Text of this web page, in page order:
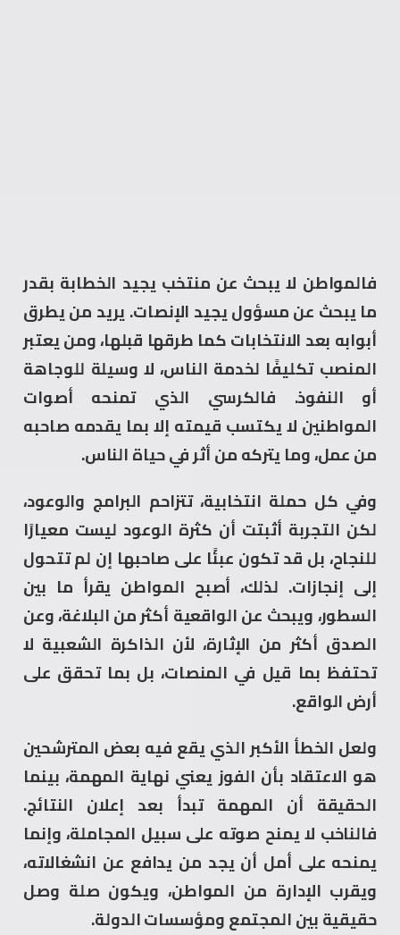
فالمواطن لا يبحث عن منتخب يجيد الخطابة بقدر
ما يبحث عن مسؤول يجيد الإنصات. يريد من يطرق
أبوابه بعد الانتخابات كما طرقها قبلها، ومن يعتبر
المنصب تكليفًا لخدمة الناس، لا وسيلة للوجاهة
أو النفوذ. فالكرسي الذي تمنحه أصوات
المواطنين لا يكتسب قيمته إلا بما يقدمه صاحبه
من عمل، وما يتركه من أثر في حياة الناس.
وفي كل حملة انتخابية، تتزاحم البرامج والوعود،
لكن التجربة أثبتت أن كثرة الوعود ليست معيارًا
للنجاح، بل قد تكون عبئًا على صاحبها إن لم تتحول
إلى إنجازات. لذلك، أصبح المواطن يقرأ ما بين
السطور، ويبحث عن الواقعية أكثر من البلاغة، وعن
الصدق أكثر من الإثارة، لأن الذاكرة الشعبية لا
تحتفظ بما قيل في المنصات، بل بما تحقق على
أرض الواقع.
ولعل الخطأ الأكبر الذي يقع فيه بعض المترشحين
هو الاعتقاد بأن الفوز يعني نهاية المهمة، بينما
الحقيقة أن المهمة تبدأ بعد إعلان النتائج.
فالناخب لا يمنح صوته على سبيل المجاملة، وإنما
يمنحه على أمل أن يجد من يدافع عن انشغالاته،
ويقرب الإدارة من المواطن، ويكون صلة وصل
حقيقية بين المجتمع ومؤسسات الدولة.